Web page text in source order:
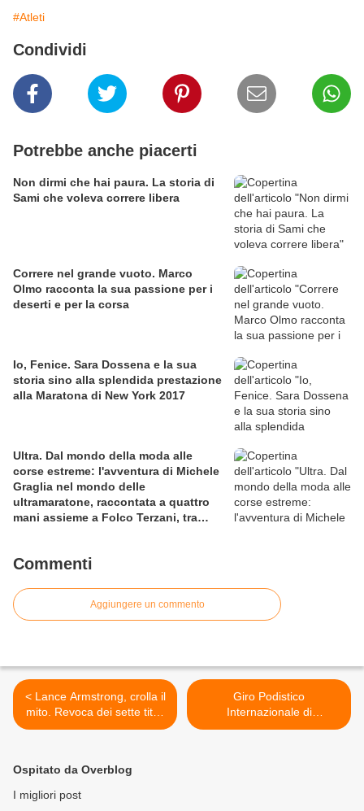
#Atleti
Condividi
Potrebbe anche piacerti
Non dirmi che hai paura. La storia di
Sami che voleva correre libera
Correre nel grande vuoto. Marco
Olmo racconta la sua passione per i
deserti e per la corsa
Io, Fenice. Sara Dossena e la sua
storia sino alla splendida prestazione
alla Maratona di New York 2017
Ultra. Dal mondo della moda alle
corse estreme: l'avventura di Michele
Graglia nel mondo delle
ultramaratone, raccontata a quattro
mani assieme a Folco Terzani, tra
Commenti
Aggiungere un commento
< Lance Armstrong, crolla il
mito. Revoca dei sette titoli
conquistati al Tour de
Giro Podistico
Internazionale di
Castelbuono (87^ ed.). Il
Ospitato da Overblog
I migliori post